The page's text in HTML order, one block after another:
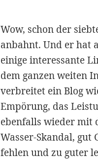
Wow, schon der
anbahnt. Und er hat
einige interessante
dem ganzen weiten
verbreitet ein Blog
Empörung, das
ebenfalls wieder mit
Wasser-Skandal, gut
fehlen und zu guter